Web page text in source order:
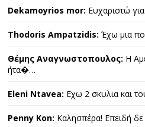
Dekamoyrios mor: Ευχαριστώ
Thodoris Ampatzidis: Έχω μια
Θέμης Αναγνωστοπουλος: Η
ήτα�…
Eleni Ntavea: Εχω 2 σκυλια και
Penny Kon: Καλησπέρα! Επειδή